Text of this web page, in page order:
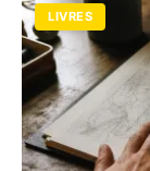
LIVRES